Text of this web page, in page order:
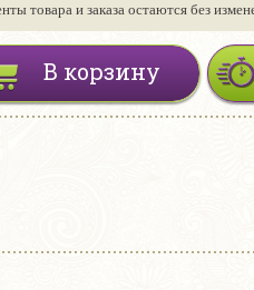
товара и заказа остаются без
В корзину